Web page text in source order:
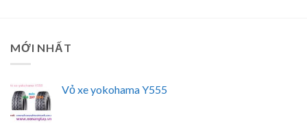
MỚI NHẤT
Vỏ xe yokohama Y555